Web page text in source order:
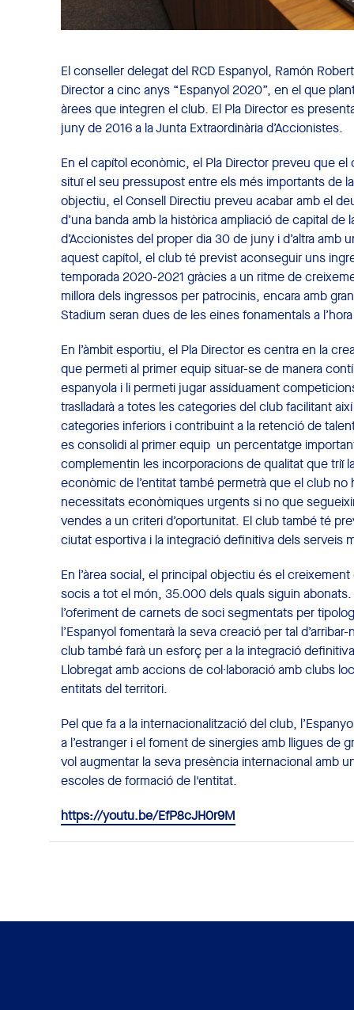
El conseller delegat del RCD Espanyol, Ramón
Director a cinc anys “Espanyol 2020”, en el que
àrees que integren el club. El Pla Director es
juny de 2016 a la Junta Extraordinària d’Accionistes.
En el capítol econòmic, el Pla Director preveu que
situï el seu pressupost entre els més importants de
objectiu, el Consell Directiu preveu acabar amb el
d’una banda amb la històrica ampliació de capital de
d’Accionistes del proper dia 30 de juny i d’altra
aquest capítol, el club té previst aconseguir uns
temporada 2020-2021 gràcies a un ritme de
millora dels ingressos per patrocinis, encara amb
Stadium seran dues de les eines fonamentals a
En l’àmbit esportiu, el Pla Director es centra en la
que permeti al primer equip situar-se de manera
espanyola i li permeti jugar assíduament
traslladarà a totes les categories del club facilitant
categories inferiors i contribuint a la retenció de
es consolidi al primer equip un percentatge
complementin les incorporacions de qualitat que triï
econòmic de l’entitat també permetrà que el club
necessitats econòmiques urgents si no que
vendes a un criteri d’oportunitat. El club també té
ciutat esportiva i la integració definitiva dels serveis
En l’àrea social, el principal objectiu és el
socis a tot el món, 35.000 dels quals siguin
l’oferiment de carnets de soci segmentats per
l’Espanyol fomentarà la seva creació per tal
club també farà un esforç per a la integració
Llobregat amb accions de col·laboració amb clubs
entitats del territori.
Pel que fa a la internacionalització del club,
a l’estranger i el foment de sinergies amb lligues de
vol augmentar la seva presència internacional amb
escoles de formació de l'entitat.
https://youtu.be/EfP8cJH0r9M